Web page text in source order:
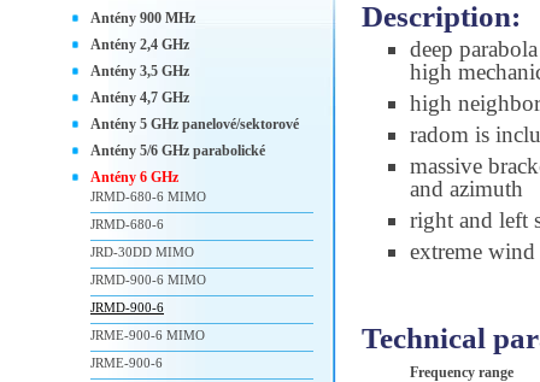
Description:
deep
high
high
radom is
massive
and azimuth
right and left
extreme
Technical
Frequency range
Antény 900 MHz
Antény 2,4 GHz
Antény 3,5 GHz
Antény 4,7 GHz
Antény 5 GHz panelové/sektorové
Antény 5/6 GHz parabolické
Antény 6 GHz
JRMD-680-6 MIMO
JRMD-680-6
JRD-30DD MIMO
JRMD-900-6 MIMO
JRMD-900-6
JRME-900-6 MIMO
JRME-900-6